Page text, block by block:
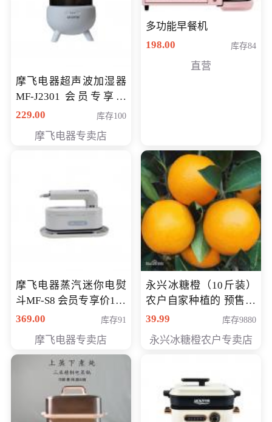
摩飞电器超声波加湿器
MF-J2301 会员专享价
168元
229.00 库存100
摩飞电器专卖店
多功能早餐机
198.00
库存84
直营
摩飞电器蒸汽迷你电熨
斗MF-S8 会员专享价168
元
369.00 库存91
摩飞电器专卖店
永兴冰糖橙（10斤装）
农户自家种植的 预售10
万斤 会员包邮专享价
39.99 库存9880
永兴冰糖橙农户专卖店